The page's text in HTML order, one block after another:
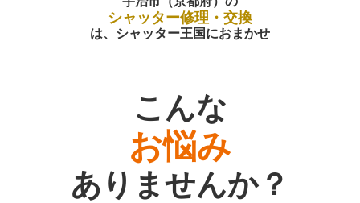
シャッター修理・交換
は、シャッター王国におまかせ
こんな
お悩み
ありませんか？